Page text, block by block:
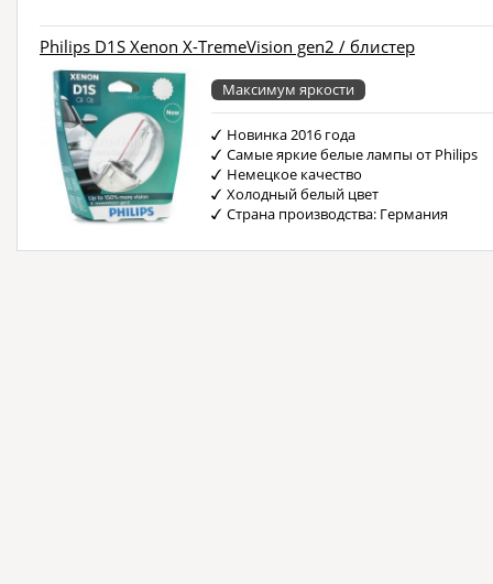
Philips D1S Xenon X-TremeVision gen2 / блистер
Максимум яркости
Новинка 2016 года
Самые яркие белые лампы от Philips
Немецкое качество
Холодный белый цвет
Страна производства: Германия